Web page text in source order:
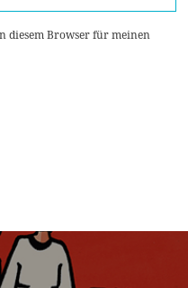
diesem Browser für meinen